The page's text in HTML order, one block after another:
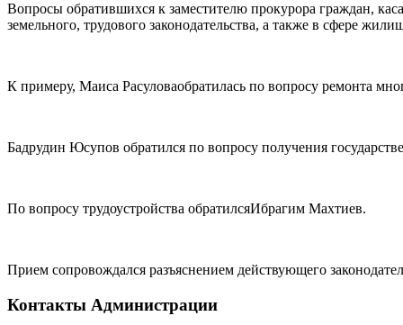
Вопросы обратившихся к заместителю прокурора граждан,
земельного, трудового законодательства, а также в сфере
К примеру, Маиса Расуловаобратилась по вопросу ремонта
Бадрудин Юсупов обратился по вопросу получения
По вопросу трудоустройства обратилсяИбрагим Махтиев.
Прием сопровождался разъяснением действующего
Контакты Администрации